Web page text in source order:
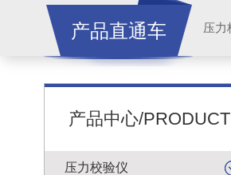
产品直通车
产品中心/PRODUCT
压力校验仪